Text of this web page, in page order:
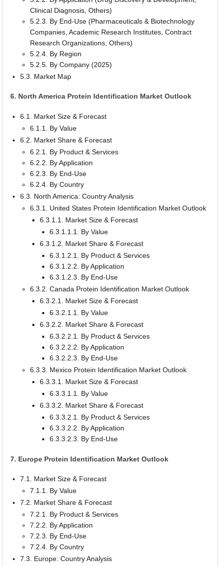
Clinical Diagnosis, Others)
5.2.3. By End-Use (Pharmaceuticals & Biotechnology
Companies, Academic Research Institutes, Contract
Research Organizations, Others)
5.2.4. By Region
5.2.5. By Company (2025)
5.3. Market Map
6. North America Protein Identification Market Outlook
6.1. Market Size & Forecast
6.1.1. By Value
6.2. Market Share & Forecast
6.2.1. By Product & Services
6.2.2. By Application
6.2.3. By End-Use
6.2.4. By Country
6.3. North America: Country Analysis
6.3.1. United States Protein Identification Market Outlook
6.3.1.1. Market Size & Forecast
6.3.1.1.1. By Value
6.3.1.2. Market Share & Forecast
6.3.1.2.1. By Product & Services
6.3.1.2.2. By Application
6.3.1.2.3. By End-Use
6.3.2. Canada Protein Identification Market Outlook
6.3.2.1. Market Size & Forecast
6.3.2.1.1. By Value
6.3.2.2. Market Share & Forecast
6.3.2.2.1. By Product & Services
6.3.2.2.2. By Application
6.3.2.2.3. By End-Use
6.3.3. Mexico Protein Identification Market Outlook
6.3.3.1. Market Size & Forecast
6.3.3.1.1. By Value
6.3.3.2. Market Share & Forecast
6.3.3.2.1. By Product & Services
6.3.3.2.2. By Application
6.3.3.2.3. By End-Use
7. Europe Protein Identification Market Outlook
7.1. Market Size & Forecast
7.1.1. By Value
7.2. Market Share & Forecast
7.2.1. By Product & Services
7.2.2. By Application
7.2.3. By End-Use
7.2.4. By Country
7.3. Europe: Country Analysis